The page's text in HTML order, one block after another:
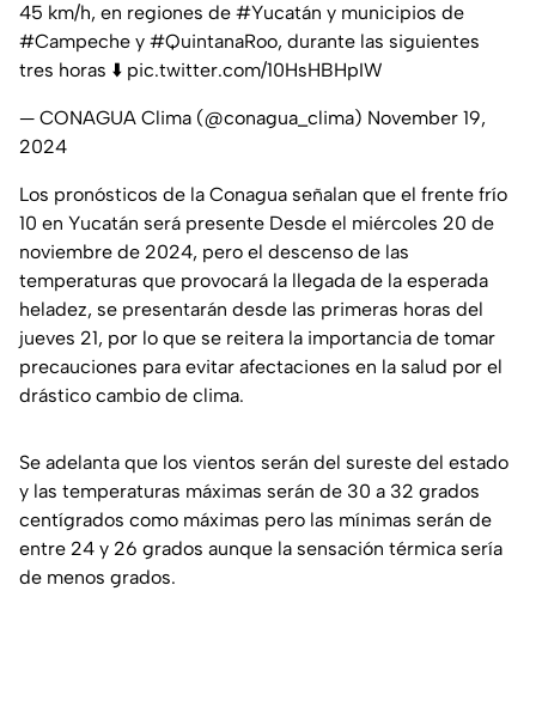
45 km/h, en regiones de #Yucatán y municipios de
#Campeche y #QuintanaRoo, durante las siguientes
tres horas ⬇️ pic.twitter.com/10HsHBHpIW
— CONAGUA Clima (@conagua_clima) November 19,
2024
Los pronósticos de la Conagua señalan que el frente frío
10 en Yucatán será presente Desde el miércoles 20 de
noviembre de 2024, pero el descenso de las
temperaturas que provocará la llegada de la esperada
heladez, se presentarán desde las primeras horas del
jueves 21, por lo que se reitera la importancia de tomar
precauciones para evitar afectaciones en la salud por el
drástico cambio de clima.
Se adelanta que los vientos serán del sureste del estado
y las temperaturas máximas serán de 30 a 32 grados
centígrados como máximas pero las mínimas serán de
entre 24 y 26 grados aunque la sensación térmica sería
de menos grados.